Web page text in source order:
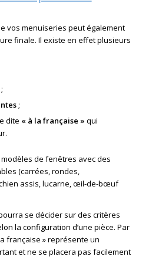
vos menuiseries peut également
finale. Il existe en effet plusieurs
;
dite « à la française » qui
de fenêtres avec des
(carrées, rondes,
assis, lucarne, œil-de-bœuf
se décider sur des critères
la configuration d’une pièce. Par
française » représente un
et ne se placera pas facilement